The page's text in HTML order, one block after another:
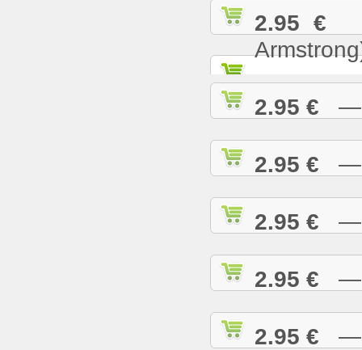
2.95 €
2.95 € —
2.95 € —
2.95 € —
2.95 € —
2.95 € —